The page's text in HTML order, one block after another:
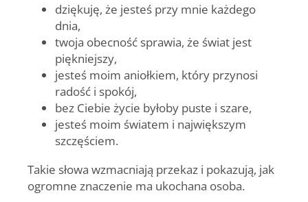
dziękuję, że jesteś przy mnie każdego
dnia,
twoja obecność sprawia, że świat jest
piękniejszy,
jesteś moim aniołkiem, który przynosi
radość i spokój,
bez Ciebie życie byłoby puste i szare,
jesteś moim światem i największym
szczęściem.
Takie słowa wzmacniają przekaz i pokazują, jak
ogromne znaczenie ma ukochana osoba.